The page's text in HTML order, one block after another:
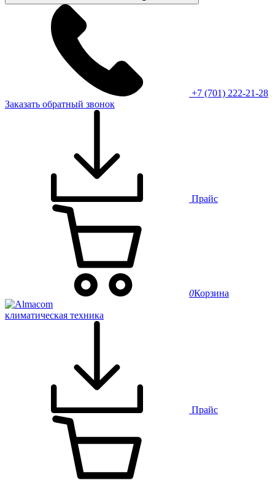
+7 (701) 222-21-28
Заказать обратный звонок
Прайс
0Корзина
климатическая техника
Прайс